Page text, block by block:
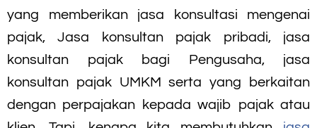
yang memberikan jasa konsultasi mengenai
pajak, Jasa konsultan pajak pribadi, jasa
konsultan pajak bagi Pengusaha, jasa
konsultan pajak UMKM serta yang berkaitan
dengan perpajakan kepada wajib pajak atau